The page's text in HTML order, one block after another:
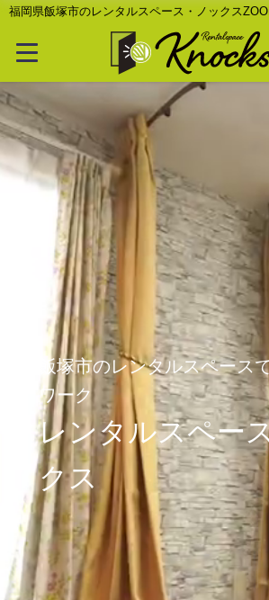
福岡県飯塚市のレンタルスペース・ノックス
飯塚市のレンタルスペース
ワーク
レンタルスペー
クス